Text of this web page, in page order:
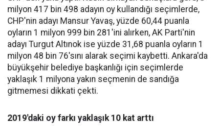
milyon 417 bin 498 adayın oy kullandığı seçimlerde,
CHP'nin adayı Mansur Yavaş, yüzde 60,44 puanla
oyların 1 milyon 999 bin 281'ini alırken, AK Parti'nin
adayı Turgut Altınok ise yüzde 31,68 puanla oyların 1
milyon 48 bin 76'sını alarak seçimi kaybetti. Ankara'da
büyükşehir belediye başkanlığı için seçimlerde
yaklaşık 1 milyona yakın seçmenin de sandığa
gitmemesi dikkati çekti.
2019'daki oy farkı yaklaşık 10 kat arttı